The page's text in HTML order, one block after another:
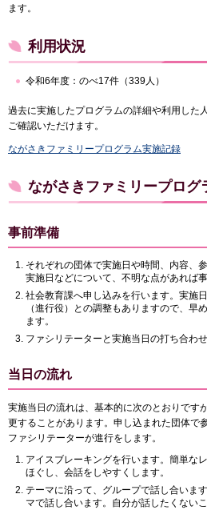
ます。
利用状況
令和6年度：のべ17件（339人）
過去に実施したプログラムの詳細や利用した
ご確認いただけます。
ながさきファミリープログラム実施記録
ながさきファミリープログ
事前準備
それぞれの団体で実施日や時間、内容、
実施日などについて、不明な点があれば
社会教育課へ申し込みを行います。実施
（進行役）との調整もありますので、早
ます。
ファシリテーターと実施当日の打ち合わせ
当日の流れ
実施当日の流れは、基本的に次のとおりです
更することがあります。申し込まれた団体で
ファシリテーターが進行をします。
アイスブレーキングを行います。簡単な
ほぐし、会話をしやすくします。
テーマに沿って、グループで話し合いま
マで話し合います。自分が話したくない